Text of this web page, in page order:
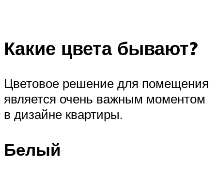
Какие цвета бывают?
Цветовое решение для помещения
является очень важным моментом
в дизайне квартиры.
Белый